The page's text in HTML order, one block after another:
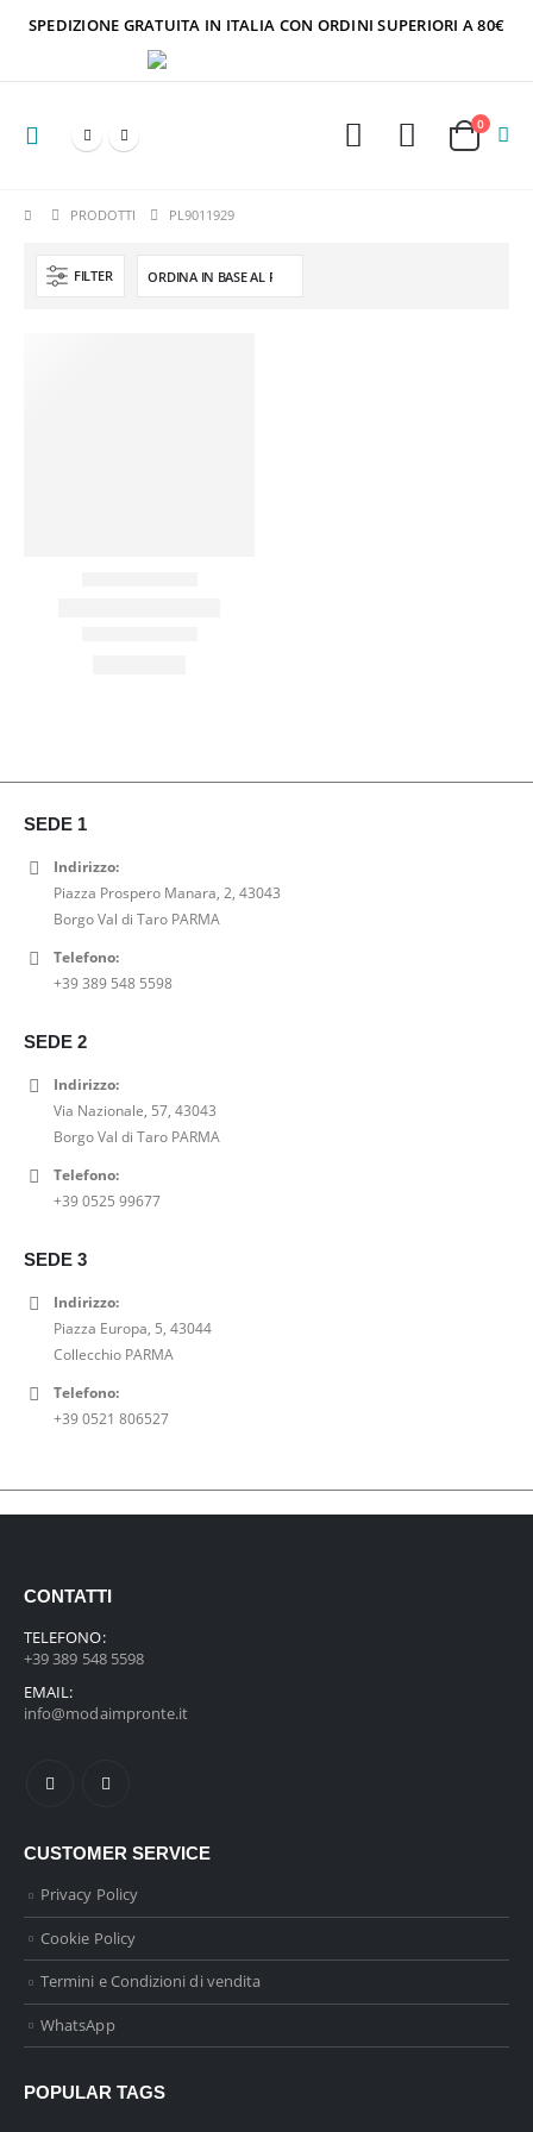
SPEDIZIONE GRATUITA IN ITALIA CON ORDINI SUPERIORI A 80€
0
PRODOTTI PL9011929
FILTER
SEDE 1
Indirizzo:
Piazza Prospero Manara, 2, 43043
Borgo Val di Taro PARMA
Telefono:
+39 389 548 5598
SEDE 2
Indirizzo:
Via Nazionale, 57, 43043
Borgo Val di Taro PARMA
Telefono:
+39 0525 99677
SEDE 3
Indirizzo:
Piazza Europa, 5, 43044
Collecchio PARMA
Telefono:
+39 0521 806527
CONTATTI
TELEFONO:
+39 389 548 5598
EMAIL:
info@modaimpronte.it
CUSTOMER SERVICE
Privacy Policy
Cookie Policy
Termini e Condizioni di vendita
WhatsApp
POPULAR TAGS